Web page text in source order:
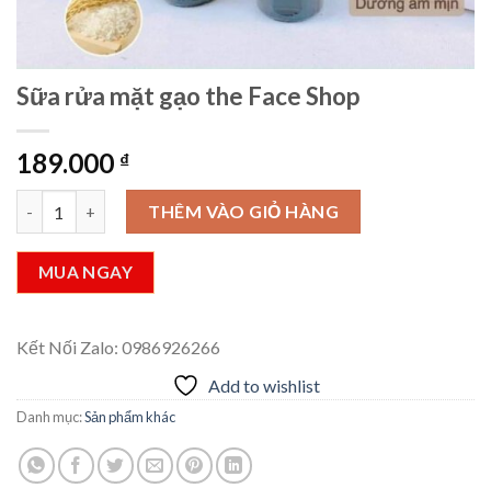
Sữa rửa mặt gạo the Face Shop
189.000 ₫
Sữa rửa mặt gạo the Face Shop số lượng
THÊM VÀO GIỎ HÀNG
MUA NGAY
Kết Nối Zalo: 0986926266
Add to wishlist
Danh mục:Sản phẩm khác